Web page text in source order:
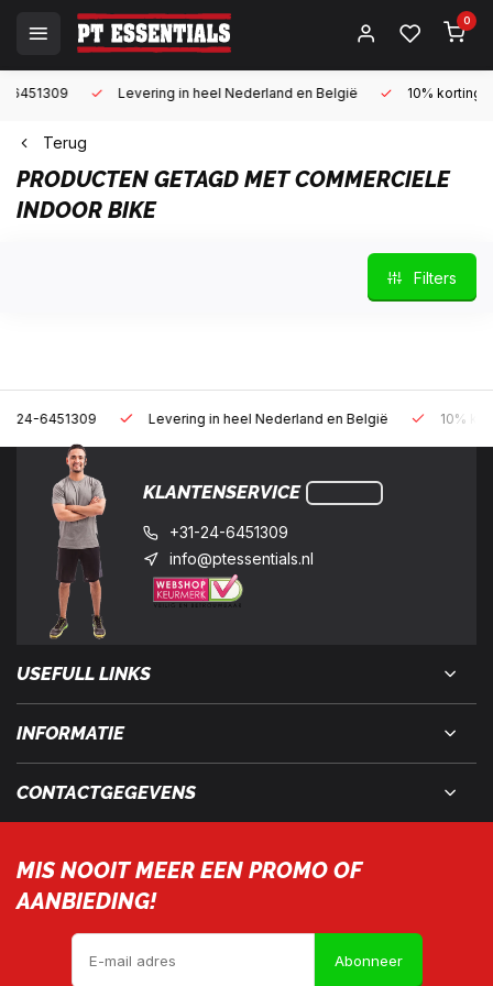
0
Levering in heel Nederland en België 10% korting met een
Terug
PRODUCTEN GETAGD MET COMMERCIELE
INDOOR BIKE
Filters
Levering in heel Nederland en België 10% korting met
KLANTENSERVICE
+31-24-6451309
info@ptessentials.nl
USEFULL LINKS
INFORMATIE
CONTACTGEGEVENS
MIS NOOIT MEER EEN PROMO OF
AANBIEDING!
Abonneer